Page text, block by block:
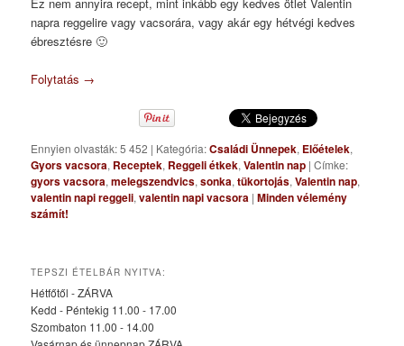
napra reggelire vagy vacsorára, vagy akár egy hétvégi kedves
ébresztésre 🙂
Folytatás →
Ennyien olvasták: 5 452 | Kategória:Családi Ünnepek, Előételek,
Gyors vacsora, Receptek, Reggeli étkek,Valentin nap |Címke:
gyors vacsora,melegszendvics,sonka,tükortojás,Valentin nap,
valentin napi reggeli,valentin napi vacsora |Minden vélemény
számít!
TEPSZI ÉTELBÁR NYITVA:
Hétfőtől - ZÁRVA
Kedd - Péntekig 11.00 - 17.00
Szombaton 11.00 - 14.00